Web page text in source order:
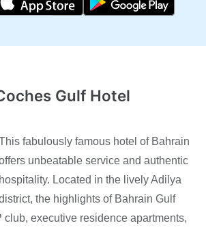
Gulf Hotel
fabulously famous hotel of Bahrain
unbeatable service and authentic
hospitality. Located in the lively Adilya
the highlights of Bahrain Gulf
club, executive residence apartments,